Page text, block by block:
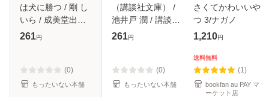
は犬に勝つ / 剛 し
いら / 成美堂出版
[文庫]【メール便送
261円
(0)
もったいない本舗
（講談社文庫） /
池井戸 潤 / 講談社
[文庫]【メール便送
261円
(0)
もったいない本舗
さくてかわいいや
つ 3/ナガノ
1,210円
送料無料
(1)
bookfan au PAY マ
ーケット店